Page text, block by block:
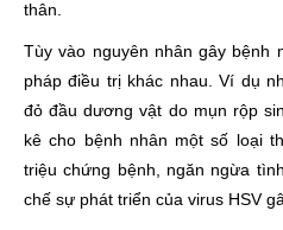
thân.
Tùy vào nguyên nhân gây bệnh
pháp điều trị khác nhau. Ví dụ
đỏ đầu dương vật do mụn rộp
kê cho bệnh nhân một số loại
triệu chứng bệnh, ngăn ngừa
chế sự phát triển của virus HSV